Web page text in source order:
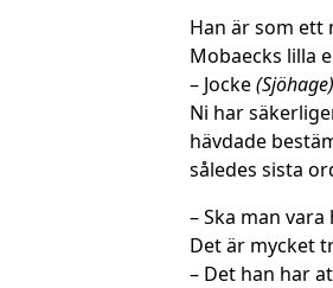
Han är som ett
Mobaecks lilla
– Jocke(Sjöhage)
Ni har
hävdade
således sista
– Ska man
Det är mycket
– Det han har